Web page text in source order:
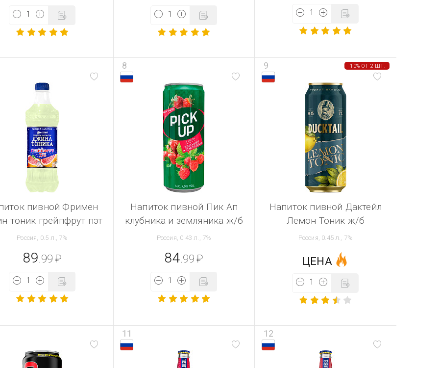
пивной Фримен
тоник грейпфрут пэт
Россия, 0.5 л., 7%
89 .99 ₽
8
Напиток пивной Пик Ап
клубника и земляника ж/б
Россия, 0.43 л., 7%
84 .99 ₽
9 -10% ОТ 2 ШТ.
Напиток пивной Дактейл
Лемон Тоник ж/б
Россия, 0.45 л., 7%
ЦЕНА
11 12